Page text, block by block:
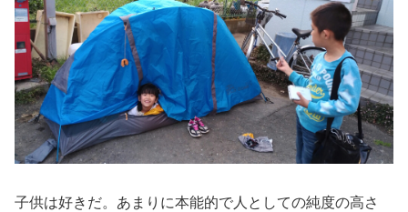
子供は好きだ。あまりに本能的で人としての純度の高さ